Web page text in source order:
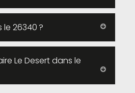
26340 ?
Le Desert dans le